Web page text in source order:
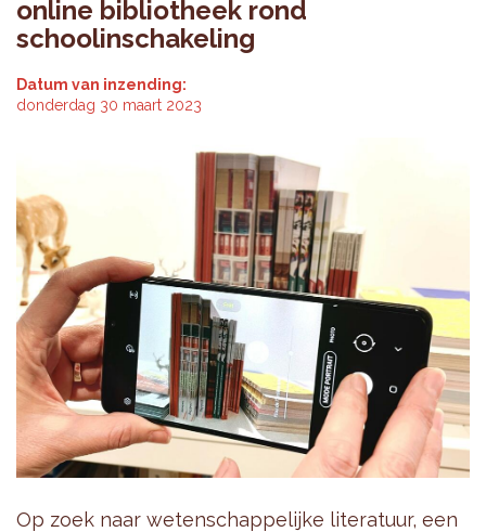
online bibliotheek rond
schoolinschakeling
Datum van inzending:
donderdag 30 maart 2023
Op zoek naar wetenschappelijke literatuur, een